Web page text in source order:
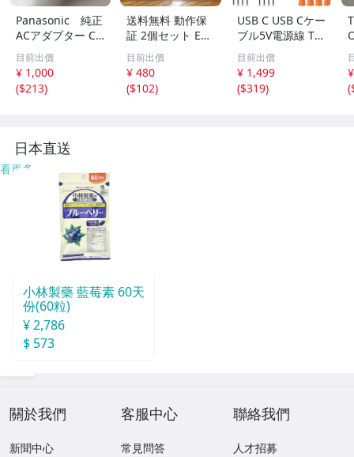
Panasonic 純正
ACアダプター CF
-AA64L2C M1
目前出價
¥ 1,000
($213)
送料無料 動作保
証 2個セット EN
ERMAX 12cm角
ケースファン 25
mm厚
目前出價
¥ 480
($102)
USB C USB Cケー
ブル5V電源線 Ty
pe Cコネクタメ
スオス延長ケーブ
ル USB C自作端
子2ピン充電器プ
目前出價
¥ 1,499
($319)
(
日本直送
看更多
小林製藥 藍莓素 60天
份(60粒)
¥ 2,786
$ 573
關於我們
新聞中心
客服中心
常見問答
聯絡我們
人才招募